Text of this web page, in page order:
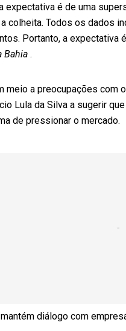
expectativa é de uma
colheita. Todos os dados
Portanto, a expectativa
Bahia .
meio a preocupações com
Lula da Silva a sugerir
de pressionar o mercado.
diálogo com